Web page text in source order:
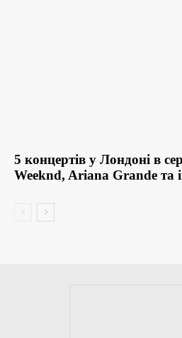
5 концертів у Лондоні в
Weeknd, Ariana Grande та